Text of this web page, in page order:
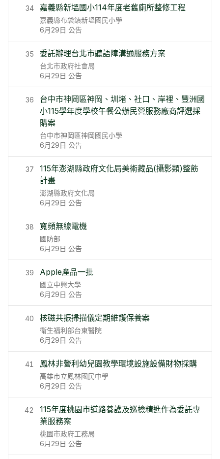
34 嘉義縣新塭國小114年度老舊廁所整修工程
嘉義縣布袋鎮新塭國民小學
6月29日 公告
35 委託辦理台北市聽語障溝通服務方案
台北市政府社會局
6月29日 公告
36
台中市神岡區神岡、圳堵、社口、岸裡、豐洲國
小115學年度學校午餐公辦民營服務廠商評選採
購案
台中市神岡區神岡國民小學
6月29日 公告
37
115年澎湖縣政府文化局美術藏品(攝影類)整飭
計畫
澎湖縣政府文化局
6月29日 公告
38 寬頻無線電機
國防部
6月29日 公告
39 Apple產品一批
國立中興大學
6月29日 公告
40 核磁共振掃描儀定期維護保養案
衛生福利部台東醫院
6月29日 公告
41 鳳林非營利幼兒園教學環境設施設備財物採購
高雄市立鳳林國民中學
6月29日 公告
42
115年度桃園市道路養護及巡檢精進作為委託專
業服務案
桃園市政府工務局
6月29日 公告